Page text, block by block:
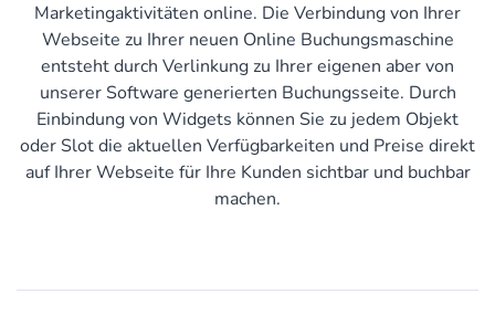
Marketingaktivitäten online. Die Verbindung von Ihrer
Webseite zu Ihrer neuen Online Buchungsmaschine
entsteht durch Verlinkung zu Ihrer eigenen aber von
unserer Software generierten Buchungsseite. Durch
Einbindung von Widgets können Sie zu jedem Objekt
oder Slot die aktuellen Verfügbarkeiten und Preise direkt
auf Ihrer Webseite für Ihre Kunden sichtbar und buchbar
machen.